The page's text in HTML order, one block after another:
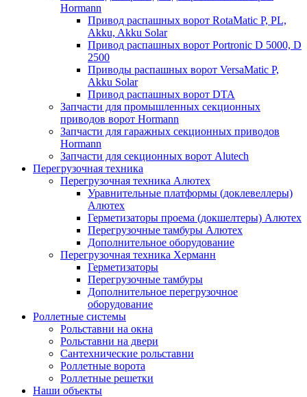
Hormann
Привод распашных ворот RotaMatic P, PL,
Akku, Akku Solar
Привод распашных ворот Portronic D 5000, D
2500
Приводы распашных ворот VersaMatic P,
Akku Solar
Привод распашных ворот DTA
Запчасти для промышленных секционных
приводов ворот Hormann
Запчасти для гаражных секционных приводов
Hormann
Запчасти для секционных ворот Alutech
Перегрузочная техника
Перегрузочная техника Алютех
Уравнительные платформы (доклевеллеры)
Алютех
Герметизаторы проема (докшелтеры) Алютех
Перегрузочные тамбуры Алютех
Дополнительное оборудование
Перегрузочная техника Херманн
Герметизаторы
Перегрузочные тамбуры
Дополнительное перегрузочное
оборудование
Роллетные системы
Рольставни на окна
Рольставни на двери
Сантехнические рольставни
Роллетные ворота
Роллетные решетки
Наши объекты